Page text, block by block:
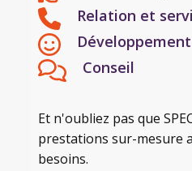
Relation et
Conseil
Et n'oubliez pas que
prestations sur-mesure
besoins.